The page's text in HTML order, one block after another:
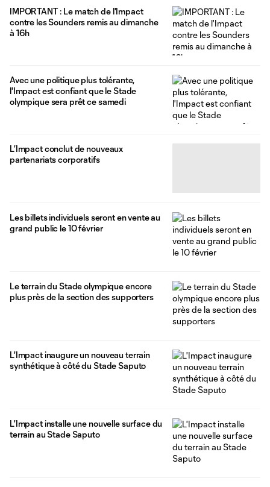
IMPORTANT : Le match de l'Impact
contre les Sounders remis au dimanche
à 16h
Avec une politique plus tolérante,
l'Impact est confiant que le Stade
olympique sera prêt ce samedi
L’Impact conclut de nouveaux
partenariats corporatifs
Les billets individuels seront en vente au
grand public le 10 février
Le terrain du Stade olympique encore
plus près de la section des supporters
L'Impact inaugure un nouveau terrain
synthétique à côté du Stade Saputo
L'Impact installe une nouvelle surface du
terrain au Stade Saputo